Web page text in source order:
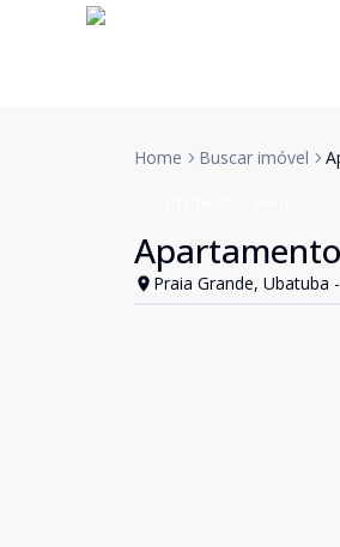
Home Buscar imóvel
Praia Grande, Ubatuba